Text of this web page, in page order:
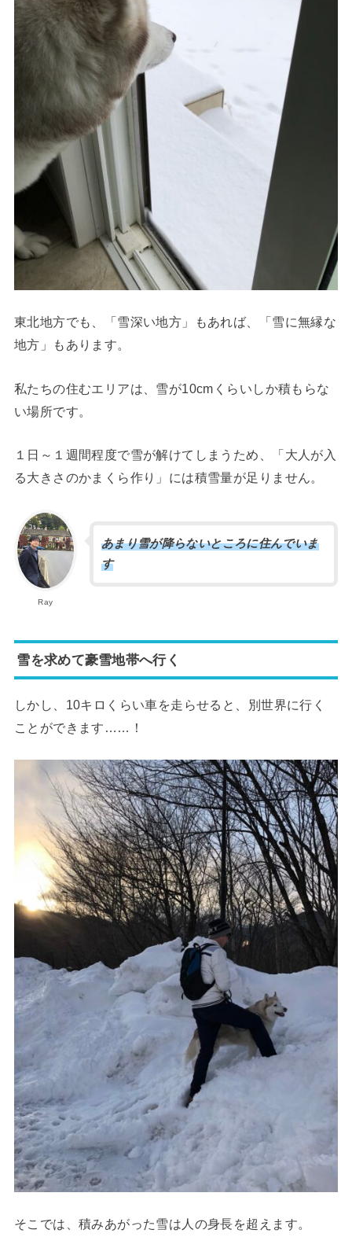
東北地方でも、「雪深い地方」もあれば、「雪に無縁な
地方」もあります。
私たちの住むエリアは、雪が10cmくらいしか積もらな
い場所です。
１日～１週間程度で雪が解けてしまうため、「大人が入
る大きさのかまくら作り」には積雪量が足りません。
Ray
あまり雪が降らないところに住んでいま
す
雪を求めて豪雪地帯へ行く
しかし、10キロくらい車を走らせると、別世界に行く
ことができます……！
そこでは、積みあがった雪は人の身長を超えます。